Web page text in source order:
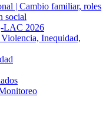
| Cambio familiar, roles
social
LAC 2026
Inequidad,